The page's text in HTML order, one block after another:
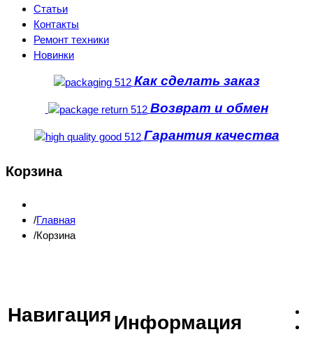
Статьи
Контакты
Ремонт техники
Новинки
Как сделать заказ
Возврат и обмен
Гарантия качества
Корзина
Главная
Корзина
НавигацияИнформация